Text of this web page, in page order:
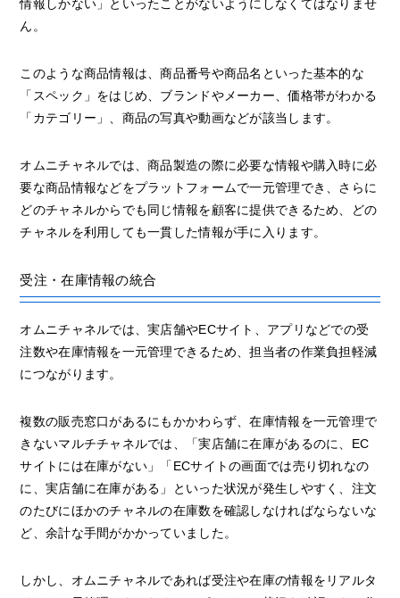
情報しかない」といったことがないようにしなくてはなりませ
ん。
このような商品情報は、商品番号や商品名といった基本的な
「スペック」をはじめ、ブランドやメーカー、価格帯がわかる
「カテゴリー」、商品の写真や動画などが該当します。
オムニチャネルでは、商品製造の際に必要な情報や購入時に必
要な商品情報などをプラットフォームで一元管理でき、さらに
どのチャネルからでも同じ情報を顧客に提供できるため、どの
チャネルを利用しても一貫した情報が手に入ります。
受注・在庫情報の統合
オムニチャネルでは、実店舗やECサイト、アプリなどでの受
注数や在庫情報を一元管理できるため、担当者の作業負担軽減
につながります。
複数の販売窓口があるにもかかわらず、在庫情報を一元管理で
きないマルチチャネルでは、「実店舗に在庫があるのに、EC
サイトには在庫がない」「ECサイトの画面では売り切れなの
に、実店舗に在庫がある」といった状況が発生しやすく、注文
のたびにほかのチャネルの在庫数を確認しなければならないな
ど、余計な手間がかかっていました。
しかし、オムニチャネルであれば受注や在庫の情報をリアルタ